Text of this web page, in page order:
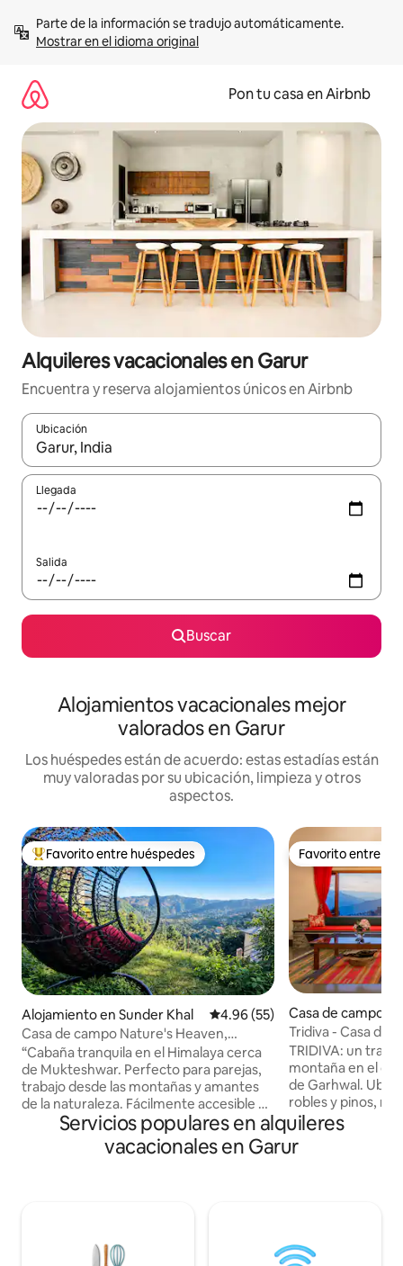
contenidoMostrar en el idioma original
Pon tu casa en Airbnb
Alquileres vacacionales en Garur
Encuentra y reserva alojamientos únicos en Airbnb
Ubicación
Cuando los resultados estén disponibles, navega con las
Llegada
Salida
Buscar
Alojamientos vacacionales mejor
valorados en Garur
Los huéspedes están de acuerdo: estas estadías están
muy valoradas por su ubicación, limpieza y otros
aspectos.
Favorito entre huéspedes preferido
Favorito entre huéspedes
Alojamiento en Sunder Khal Calificación promedio: 4.96 de
4.96 (55)
Casa de campo Nature's Heaven,
Mukteshwar
“Cabaña tranquila en el Himalaya cerca
de Mukteshwar. Perfecto para parejas,
trabajo desde las montañas y amantes
de la naturaleza. Fácilmente accesible en
automóvil privado con estacionamiento
para hasta 3 vehículos. Ubicado a solo
200 metros del mercado local para
luminosa sala de estar y una cocina
totalmente equipada. Tranquila pero
Favorito entre
Favorito entre
Casa de campo
ee Sample Stat
Tridiva - Casa de
Himalaya
TRIDIVA: un
montaña en el
de Garhwal.
robles y pinos,
panorámicas a
tranquilos y los
vida en las colinas. Pasea por el bosque o
bajar el ritmo y
Servicios populares en alquileres
vacacionales en Garur